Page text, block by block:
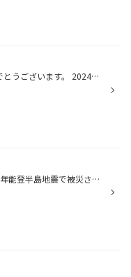
明けましておめでとうございます。 2024年、今年もタイヤ館箕輪店スタッフ一同、お客様のカーライフをより良いものと出来るよう頑張って参ります。 また、能登半島地震で被災された皆様に心よりお見舞い申し上げます。 被害を受けられた皆様の安全と1日でも早く平穏な生活に戻られます事を心よりお...
このたびの令和6年能登半島地震で被災された皆様に心よりお見舞い申し上げます。 被害を受けられた皆様の安全と1日でも早く平穏な生活に戻られます事を心よりお祈り申し上げます。 本日よりタイヤ館箕輪店は通常営業となっております。 今年より火曜日、水曜日（繁忙期除く）が休業日となっておりま...